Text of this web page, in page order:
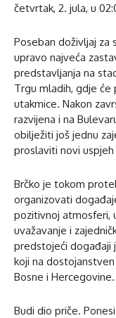
četvrtak, 2. jula, u
Poseban doživljaj za
upravo najveća
predstavljanja na
Trgu mladih, gdje
utakmice. Nakon
razvijena i na
obilježiti još jednu
proslaviti novi
Brčko je tokom
organizovati
pozitivnoj atmosferi,
uvažavanje i
predstojeći događaji
koji na
Bosne i Hercegovine.
Budi dio priče.